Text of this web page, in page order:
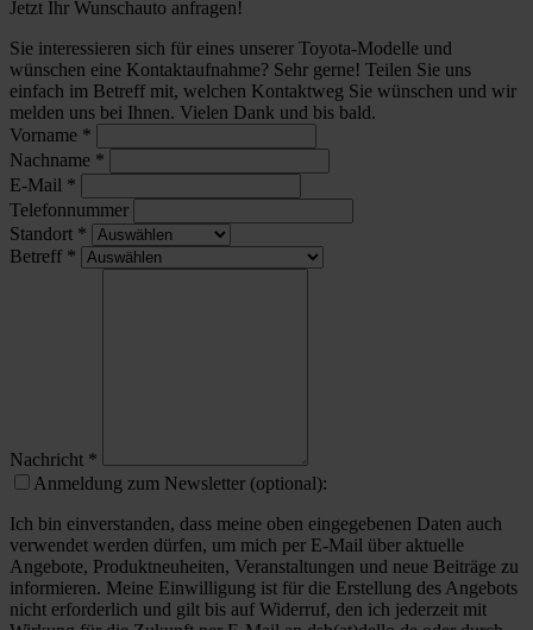
Jetzt Ihr Wunschauto anfragen!
Sie interessieren sich für eines unserer Toyota-Modelle und
wünschen eine Kontaktaufnahme? Sehr gerne! Teilen Sie uns
einfach im Betreff mit, welchen Kontaktweg Sie wünschen und wir
melden uns bei Ihnen. Vielen Dank und bis bald.
Vorname *
Nachname *
E-Mail *
Telefonnummer
Standort *
Betreff *
Nachricht *
Anmeldung zum Newsletter (optional):
Ich bin einverstanden, dass meine oben eingegebenen Daten auch
verwendet werden dürfen, um mich per E-Mail über aktuelle
Angebote, Produktneuheiten, Veranstaltungen und neue Beiträge zu
informieren. Meine Einwilligung ist für die Erstellung des Angebots
nicht erforderlich und gilt bis auf Widerruf, den ich jederzeit mit